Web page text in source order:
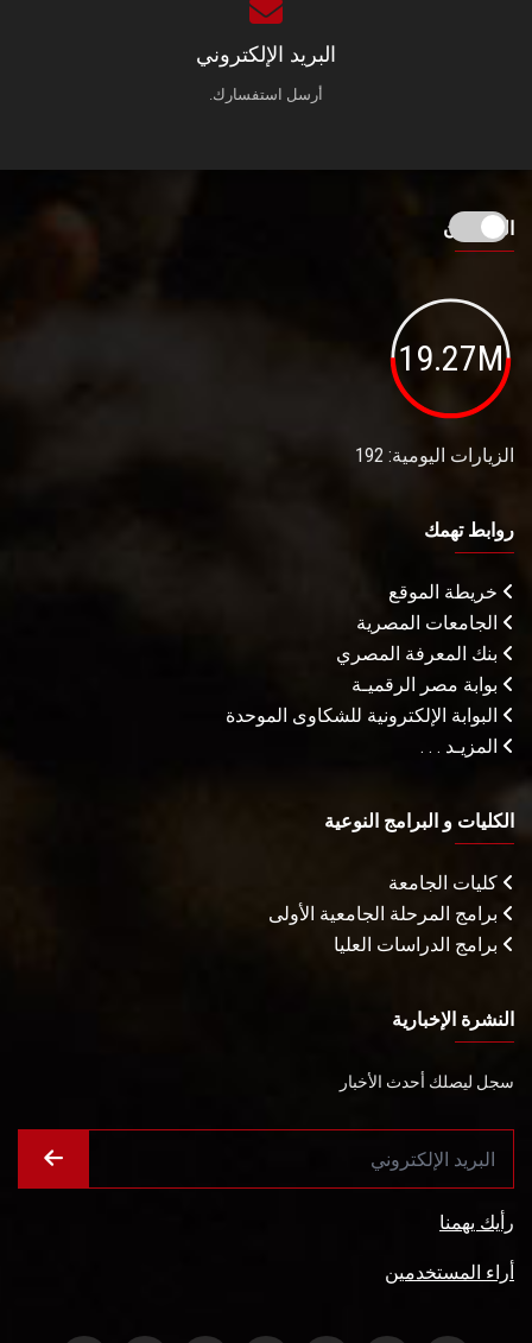
البريد الإلكتروني
أرسل استفسارك.
الزائـرون
19.27M
الزيارات اليومية: 192
روابط تهمك
خريطة الموقع
الجامعات المصرية
بنك المعرفة المصري
بوابة مصر الرقميـة
البوابة الإلكترونية للشكاوى الموحدة
المزيـد . . .
الكليات و البرامج النوعية
كليات الجامعة
برامج المرحلة الجامعية الأولى
برامج الدراسات العليا
النشرة الإخبارية
سجل ليصلك أحدث الأخبار
رأيك يهمنا
أراء المستخدمين